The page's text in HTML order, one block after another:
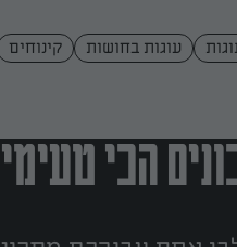
עוגות בחושות קינוחים
הכי